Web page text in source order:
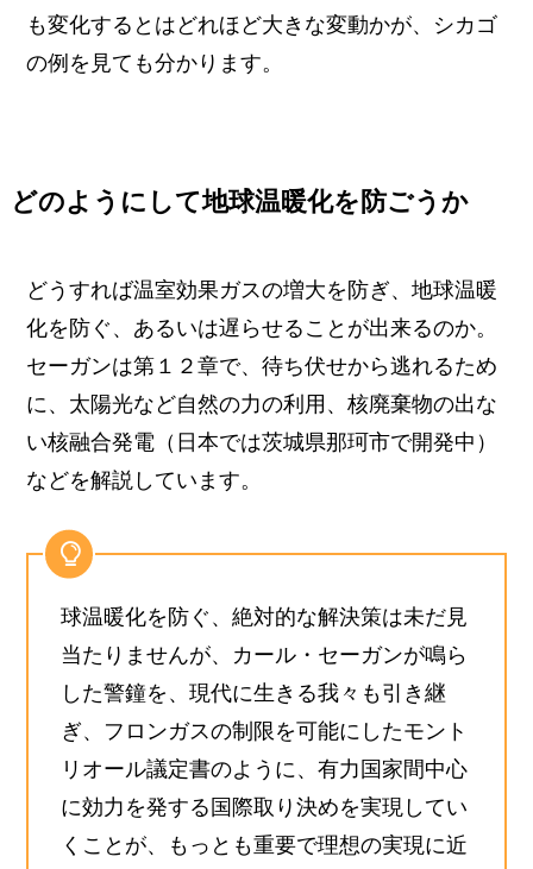
も変化するとはどれほど大きな変動かが、シカゴ
の例を見ても分かります。
どのようにして地球温暖化を防ごうか
どうすれば温室効果ガスの増大を防ぎ、地球温暖
化を防ぐ、あるいは遅らせることが出来るのか。
セーガンは第１２章で、待ち伏せから逃れるため
に、太陽光など自然の力の利用、核廃棄物の出な
い核融合発電（日本では茨城県那珂市で開発中）
などを解説しています。
球温暖化を防ぐ、絶対的な解決策は未だ見
当たりませんが、カール・セーガンが鳴ら
した警鐘を、現代に生きる我々も引き継
ぎ、フロンガスの制限を可能にしたモント
リオール議定書のように、有力国家間中心
に効力を発する国際取り決めを実現してい
くことが、もっとも重要で理想の実現に近